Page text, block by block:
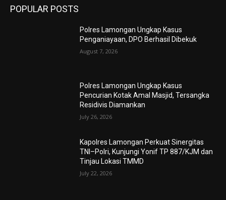
POPULAR POSTS
Polres Lamongan Ungkap Kasus
Penganiayaan, DPO Berhasil Dibekuk
August 7, 2026
Polres Lamongan Ungkap Kasus
Pencurian Kotak Amal Masjid, Tersangka
Residivis Diamankan
July 26, 2026
Kapolres Lamongan Perkuat Sinergitas
TNI–Polri, Kunjungi Yonif TP 887/KJM dan
Tinjau Lokasi TMMD
July 22, 2026